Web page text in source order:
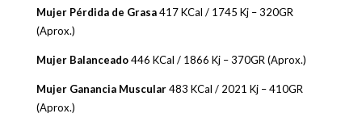
Mujer Pérdida de Grasa417 KCal / 1745 Kj – 320GR
(Aprox.)
Mujer Balanceado446 KCal / 1866 Kj – 370GR (Aprox.)
Mujer Ganancia Muscular483 KCal / 2021 Kj – 410GR
(Aprox.)